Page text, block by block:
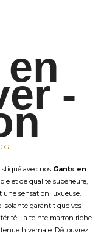
-
G
avec nos Gants en
et de qualité supérieure,
sensation luxueuse.
isolante garantit que vos
La teinte marron riche
hivernale. Découvrez